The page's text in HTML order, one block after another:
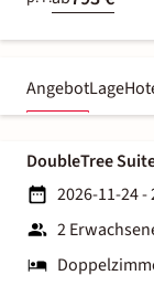
AngebotLage
DoubleTree
2026-11-24 -
2